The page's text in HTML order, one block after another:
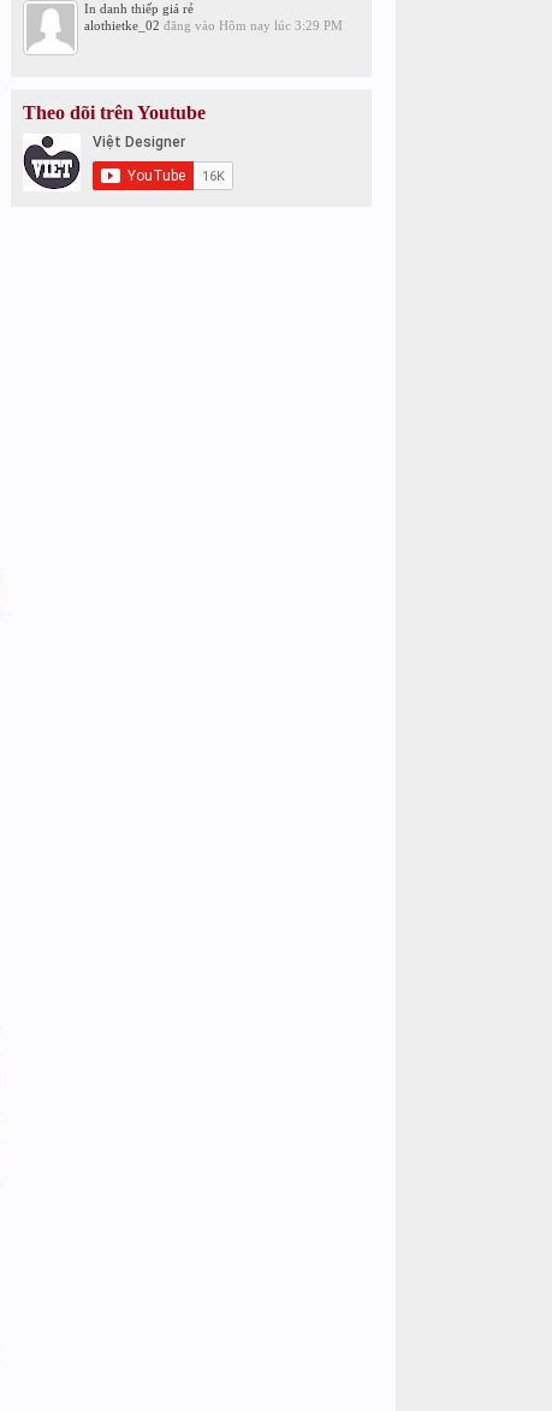
In danh thiếp giá rẻ
alothietke_02 đăng vào Hôm nay lúc 3:29 PM
Theo dõi trên Youtube